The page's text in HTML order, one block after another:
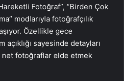
Fotoğraf”, “Birden Çok
modlarıyla fotoğrafçılık
Özellikle gece
sayesinde detayları
net fotoğraflar elde etmek